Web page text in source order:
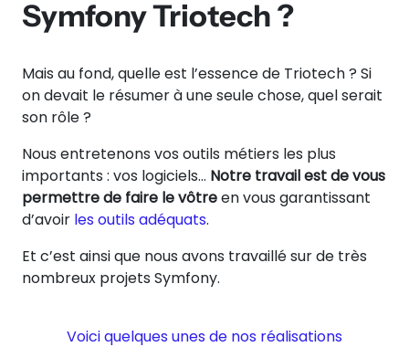
Symfony Triotech ?
Mais au fond, quelle est l’essence de Triotech ? Si
on devait le résumer à une seule chose, quel serait
son rôle ?
Nous entretenons vos outils métiers les plus
importants : vos logiciels… Notre travail est de vous
permettre de faire le vôtreen vous garantissant
d’avoir les outils adéquats.
Et c’est ainsi que nous avons travaillé sur de très
nombreux projets Symfony.
Voici quelques unes de nos réalisations